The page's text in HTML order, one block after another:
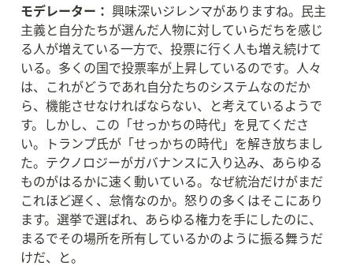
モデレーター： 興味深いジレンマがありますね。民主
主義と自分たちが選んだ人物に対していらだちを感じ
る人が増えている一方で、投票に行く人も増え続けて
いる。多くの国で投票率が上昇しているのです。人々
は、これがどうであれ自分たちのシステムなのだか
ら、機能させなければならない、と考えているようで
す。しかし、この「せっかちの時代」を見てくださ
い。トランプ氏が「せっかちの時代」を解き放ちまし
た。テクノロジーがガバナンスに入り込み、あらゆる
ものがはるかに速く動いている。なぜ統治だけがまだ
これほど遅く、怠惰なのか。怒りの多くはそこにあり
ます。選挙で選ばれ、あらゆる権力を手にしたのに、
まるでその場所を所有しているかのように振る舞うだ
けだ、と。